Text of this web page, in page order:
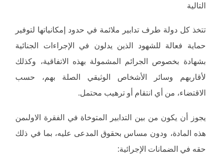
التالية
تتخذ كل دولة طرف تدابير ملائمة في حدود إمكانياتها لتوفير
حماية فعالة للشهود الذين يدلون في الإجراءات الجنائية
بشهادة بخصوص الجرائم المشمولة بهذه الاتفاقية، وكذلك
لأقاربهم وسائر الأشخاص الوثيقي الصلة بهم، حسب
الاقتضاء، من أي انتقام أو ترهيب محتمل.
يجوز أن يكون من بين التدابير المتوخاة في الفقرة الاولىمن
هذه المادة، ودون مساس بحقوق المدعى عليه، بما في ذلك
حقه في الضمانات الإجرائية: